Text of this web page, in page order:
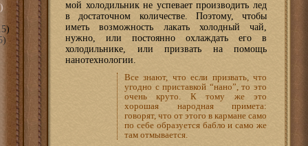
мой холодильник не успевает производить лед
в достаточном количестве. Поэтому, чтобы
иметь возможность лакать холодный чай,
нужно, или постоянно охлаждать его в
холодильнике, или призвать на помощь
нанотехнологии.
Все знают, что если призвать, что
угодно с приставкой “нано”, то это
очень круто. К тому же это
хорошая народная примета:
говорят, что от этого в кармане само
по себе образуется бабло и само же
там отмывается.